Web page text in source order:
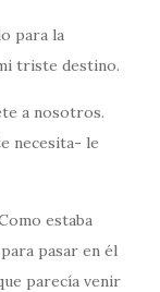
para la
triste destino.
a nosotros.
necesita- le
estaba
pasar en él
parecía venir